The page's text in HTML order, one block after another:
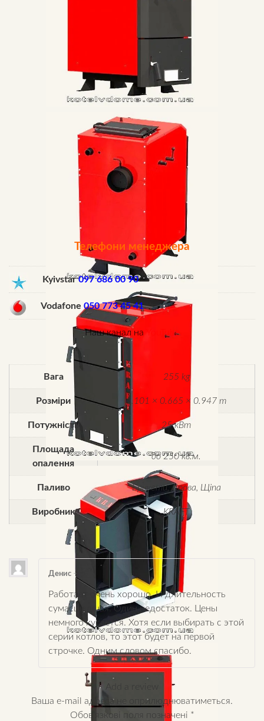
Телефони менеджера
Kyivstar 097 686 00 90
Vodafone 050 773 45 41
Наш канал на YouTube
Вага 255 kg
Розміри 1.101 × 0.665 × 0.947 m
Потужність 25 кВт
Площада
опалення
до 250 кв.м.
Паливо Брикети, Дрова, Щіпа
Виробник KRAFT
Денис –
Работает очень хорошо. И длительность
сумасшедшая. Один недостаток. Цены
немного кусается. Хотя если выбирать с этой
серии котлов, то этот будет на первой
строчке. Одним словом спасибо.
Ваша e-mail адреса не оприлюднюватиметься.
Обов’язкові поля позначені *